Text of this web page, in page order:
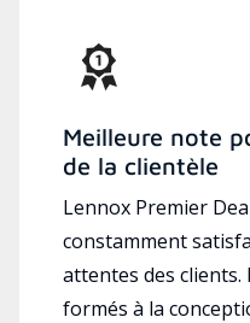
Meilleure note
de la clientèle
Lennox Premier
constamment
attentes des
formés à la